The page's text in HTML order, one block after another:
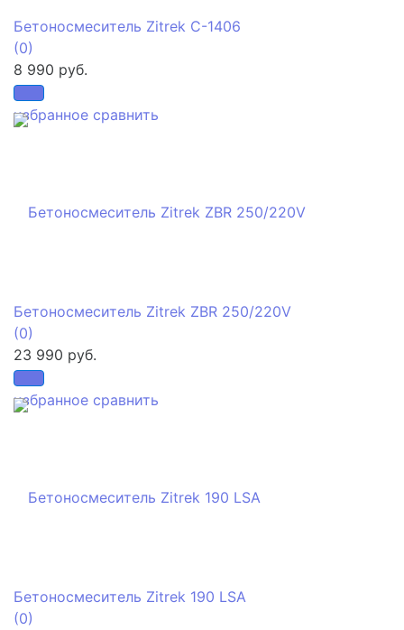
избранное сравнить
Бетоносмеситель Zitrek С-1406
(0)
8 990 руб.
избранное сравнить
Бетоносмеситель Zitrek ZBR 250/220V
(0)
23 990 руб.
Бетоносмеситель Zitrek 190 LSA
(0)